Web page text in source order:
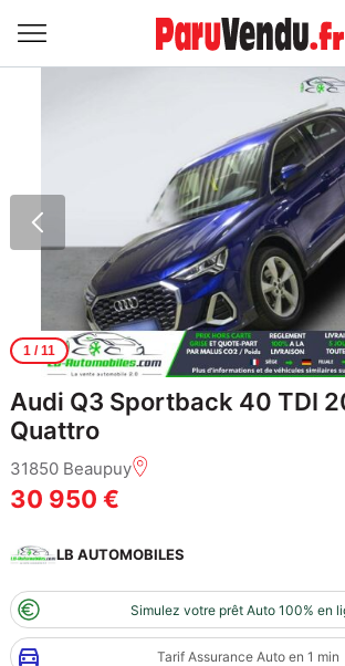
1/ 11
Audi Q3 Sportback 40 TDI
Quattro
31850 Beaupuy
30 950 €
LB AUTOMOBILES
Simulez votre prêt Auto 100% en
Tarif Assurance Auto en 1 min